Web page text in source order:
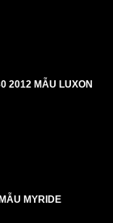
2012 MẪU LUXON
MYRIDE